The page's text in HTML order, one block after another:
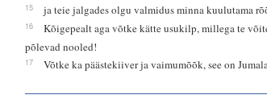
15 ja teie jalgades olgu valmidus minna kuulutama
16
Kõigepealt aga võtke kätte usukilp, millega te
põlevad nooled!
17 Võtke ka päästekiiver ja vaimumõõk, see on